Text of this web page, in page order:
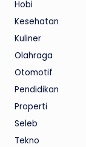
Hobi
Kesehatan
Kuliner
Olahraga
Otomotif
Pendidikan
Properti
Seleb
Tekno